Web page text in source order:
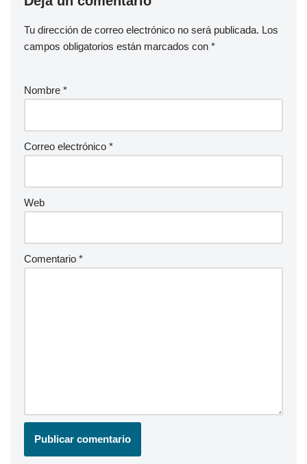
Tu dirección de correo electrónico no será publicada. Los
campos obligatorios están marcados con *
Nombre *
Correo electrónico *
Web
Comentario *